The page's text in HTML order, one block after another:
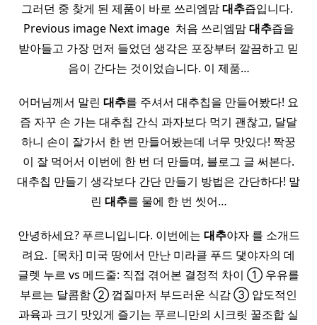
그러던 중 찾게 된 제품이 바로 쓰리엠맘대추즙입니다. ​
Previous image Next image ​ 처음 쓰리엠맘대추즙을
받아들고 가장 먼저 들었던 생각은 포장부터 깔끔하고 믿
음이 간다는 것이었습니다. 이 제품…
어머님께서 말린 대추를 주셔서 대추칩을 만들어봤다! 요
즘 자꾸 손 가는 대추칩 간식 과자보다 먹기 괜찮고, 달달
하니 손이 잘가서 한 번 만들어봤는데 너무 맛있다! 짝꿍
이 잘 먹어서 이번에 한 번 더 만들며, 블로그 글 써본다.
대추칩 만들기 생각보다 간단 만들기 방법은 간단하다! 말
린 대추를 물에 한 번 씻어…
안녕하세요? 푸르니입니다. 이번에는 대추야자 를 소개드
려요. ​ [목차] 미국 땅에서 만난 미라클 푸드 댗야자의 데
글렛 누르 vs 메드줄: 직접 겪어본 결정적 차이 ① 우유를
부르는 달콤함 ② 껍질마저 부드러운 식감 ③ 압도적인
과육과 크기 맛있게 즐기는 푸르니만의 시크릿 꿀조합 실